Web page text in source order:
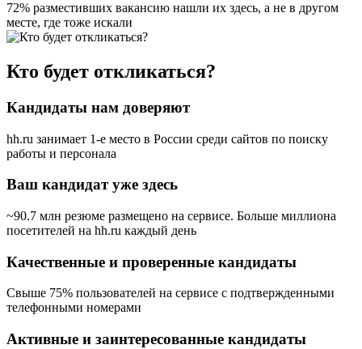
72% разместивших вакансию нашли их здесь, а не в другом
месте, где тоже искали
Кто будет откликаться?
Кандидаты нам доверяют
hh.ru занимает 1-е место в России среди сайтов по поиску
работы и персонала
Ваш кандидат уже здесь
~90.7 млн резюме размещено на сервисе. Больше миллиона
посетителей на hh.ru каждый день
Качественные и проверенные кандидаты
Свыше 75% пользователей на сервисе с подтвержденными
телефонными номерами
Активные и заинтересованные кандидаты